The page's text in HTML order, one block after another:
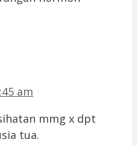
am
mmg x dpt
tua.